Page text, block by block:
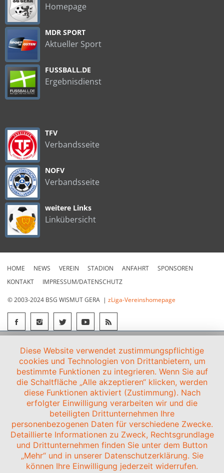
Homepage
MDR SPORT
Aktueller Sport
FUSSBALL.DE
Ergebnisdienst
TFV
Verbandsseite
NOFV
Verbandsseite
weitere Links
Linkübersicht
HOME NEWS VEREIN STADION ANFAHRT
SPONSOREN
KONTAKT
IMPRESSUM/DATENSCHUTZ
© 2003-2024 BSG WISMUT GERA | zLiga-Vereinshomepage
Diese Website verwendet zustimmungspflichtige
cookies und Technologien von Drittanbietern, um
bestimmte Funktionen zu integrieren. Wenn Sie auf
die Schaltfläche „Alle akzeptieren“ klicken, werden
diese Funktionen aktiviert (Zustimmung). Nach
erfolgter Einwilligung verarbeiten wir und die
beteiligten Drittunternehmen Ihre
personenbezogenen Daten für verschiedene Zwecke.
Detaillierte Informationen zu Zweck, Rechtsgrundlage
und Drittunternehmen finden Sie unter dem Button
„Mehr“ und in unserer Datenschutzerklärung. Sie
können Ihre Einwilligung jederzeit widerrufen.